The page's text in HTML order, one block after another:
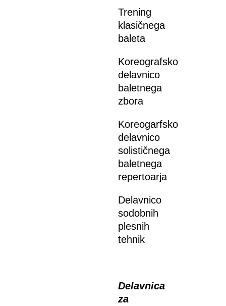
Trening
klasičnega
baleta
Koreografsko
delavnico
baletnega
zbora
Koreogarfsko
delavnico
solističnega
baletnega
repertoarja
Delavnico
sodobnih
plesnih
tehnik
Delavnica
za